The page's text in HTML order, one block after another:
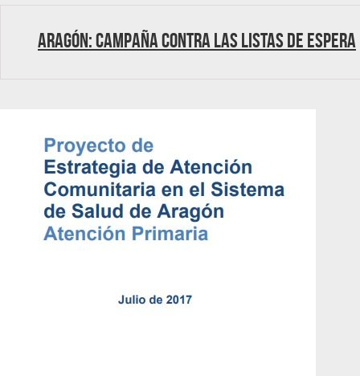
Aragón: Campaña contra las listas de espera